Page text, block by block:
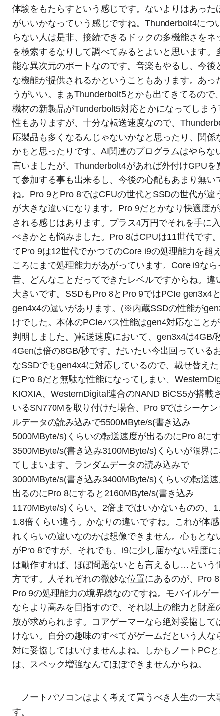
体験をもたらすという感じです。ないよりはあった
がいいかなっていう感じですね。Thunderbolt4につ
らない人は是非、接続できるドックの多機能さをネ
を検索するなりして調べてみるとよいと思います。
能な異次元のポートなのです。音楽もやるし、今後
な機能が提供されるかということもあります。あっ
うがいい。まぁThunderbolt5とかも出てきてるので
機材の新製品がTunderbolt5対応とかになってしま
性もありますが、十分な転送速度なので、
応製品も多くなるんじゃないかなと思ったり、関係
かもと思ったりです。AI関連のプログラムはやらな
言いましたが、Thunderbolt4があれば外付けGPUを
て参加する事も出来るし、今後の心配もあまり無い
ね。Pro 9とPro 8ではCPUの世代とSSDの世代が違
が大きな違いになります。Pro 9だとかなり快適度
される感じはあります。プラス4万円でそれを手に
べきかとも悩みました。Pro 8はCPUは11世代です
てPro 9は12世代でかつてのCore i9の処理能力を超
ころにまで処理能力があがっています。Core i9なら
昔、どんなことだってできたレベルですからね。違
大きいです。SSDもPro 8とPro 9ではPCIegen3x4
gen4x4の違いがあります。(※内蔵SSDの性能が
けでした。本体のPCIeバス性能はgen4対応なこと
判明しました。)転送速度において、gen3x4は4GB/
4Genは倍の8GB/秒です。だいたい今出回っている
なSSDでもgen4x4に対応しているので、載せ替え
にPro 8だと無駄な性能になってしまい、
KIOXIA、WesternDigital連合のNAND BiCS5が搭載
いるSN770Mを取り付けた場合、Pro 9ではシーケ
ルデータの読み込みで5500MByte/s(書き込み
5000MByte/s)くらいの転送速度が出るのにPro 8に
3500MByte/s(書き込み3100MByte/s)くらいが限界
てしまいます。ランダムデータの読み込みで
3000MByte/s(書き込み3400MByte/s)くらいの転送
出るのにPro 8にすると2160MByte/s(書き込み
1170MByte/s)くらい。2倍まではいかないものの、
1.8倍くらい違う。かなりの違いですね。これが体
れくらいの違いなのかは想像できません。心もとな
がPro 8ですが、それでも、i9に少し届かない程度に
は動作すれば、ほぼ問題ないとも言えるし…という
方です。人それぞれの微妙な位置にあるのが、Pro
Pro 9の処理能力の境界線なのですね。モバイルゲ
ならより高みを目指すので、それ以上の能力と財産
放が求められます。コアゲーマーなら絶対妥協して
けない。自分の趣味のすべてがゲームだという人な
対に妥協してはいけませんよね。しかもノートPC
は、スペック増強なんてほぼできませんからね。
ノートパソコンはよく考えて買うべき人生の一大
す。